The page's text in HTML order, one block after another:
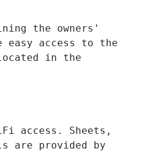
the owners'
easy access to the
in the
access. Sheets,
are provided by